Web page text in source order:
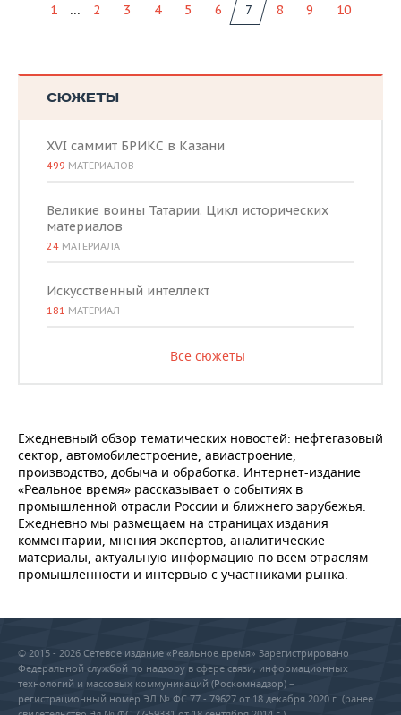
1 ... 2 3 4 5 6 7 8 9 10
СЮЖЕТЫ
XVI саммит БРИКС в Казани
499 МАТЕРИАЛОВ
Великие воины Татарии. Цикл исторических
материалов
24 МАТЕРИАЛА
Искусственный интеллект
181 МАТЕРИАЛ
Все сюжеты
Ежедневный обзор тематических новостей: нефтегазовый
сектор, автомобилестроение, авиастроение,
производство, добыча и обработка. Интернет-издание
«Реальное время» рассказывает о событиях в
промышленной отрасли России и ближнего зарубежья.
Ежедневно мы размещаем на страницах издания
комментарии, мнения экспертов, аналитические
материалы, актуальную информацию по всем отраслям
промышленности и интервью с участниками рынка.
© 2015 - 2026 Сетевое издание «Реальное время» Зарегистрировано
Федеральной службой по надзору в сфере связи, информационных
технологий и массовых коммуникаций (Роскомнадзор) –
регистрационный номер ЭЛ № ФС 77 - 79627 от 18 декабря 2020 г. (ранее